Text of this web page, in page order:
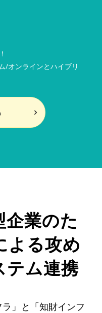
/オンラインとハイブリ
する
業のた
よる攻め
テム連携
」と「知財インフ